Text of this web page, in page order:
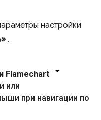
настройки
.
Flamechart
или
при навигации по